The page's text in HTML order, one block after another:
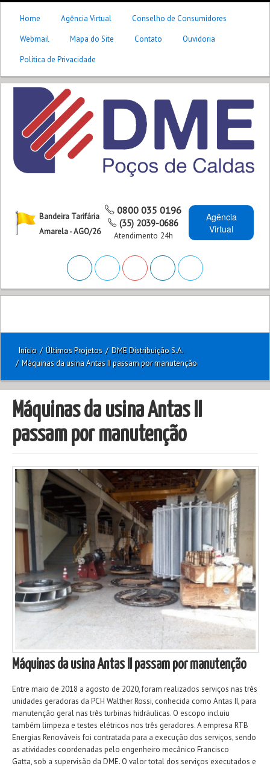
Home Agência Virtual
Conselho de Consumidores
Webmail
Mapa do Site Contato
Ouvidoria
Política de Privacidade
Bandeira Tarifária
Amarela - AGO/26
0800 035 0196
(35) 2039-0686
Atendimento 24h
Agência
Virtual
Início / Últimos Projetos / DME Distribuição S.A.
/ Máquinas da usina Antas II passam por manutenção
Máquinas da usina Antas II
passam por manutenção
Máquinas da usina Antas II passam por manutenção
Entre maio de 2018 a agosto de 2020, foram realizados serviços nas três
unidades geradoras da PCH Walther Rossi, conhecida como Antas II, para
manutenção geral nas três turbinas hidráulicas. O escopo incluiu
também limpeza e testes elétricos nos três geradores. A empresa RTB
Energias Renováveis foi contratada para a execução dos serviços, sendo
as atividades coordenadas pelo engenheiro mecânico Francisco
Gatta, sob a supervisão da DME. O valor total dos serviços executados e